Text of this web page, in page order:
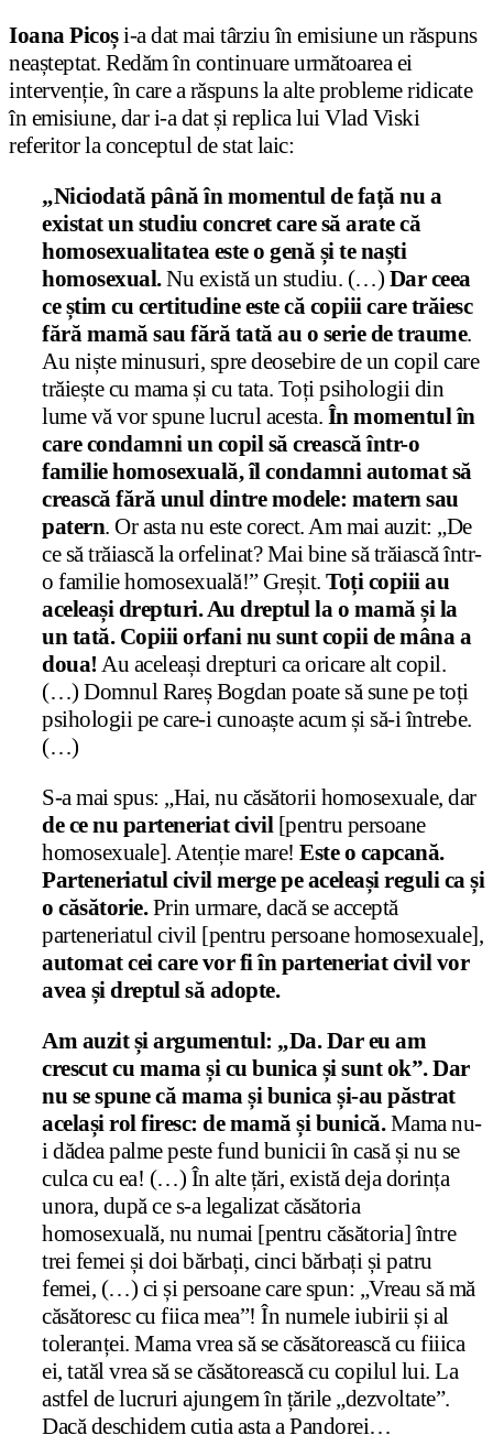
Ioana Picoși-a dat mai târziu în emisiune un răspuns
neașteptat. Redăm în continuare următoarea ei
intervenție, în care a răspuns la alte probleme ridicate
în emisiune, dar i-a dat și replica lui Vlad Viski
referitor la conceptul de stat laic:
„Niciodată până în momentul de față nu a
existat un studiu concret care să arate că
homosexualitatea este o genă și te naști
homosexual.Nu există un studiu. (…) Dar ceea
ce știm cu certitudine este că copiii care trăiesc
fără mamă sau fără tată au o serie de traume.
Au niște minusuri, spre deosebire de un copil care
trăiește cu mama și cu tata. Toți psihologii din
lume vă vor spune lucrul acesta. În momentul în
care condamni un copil să crească într-o
familie homosexuală, îl condamni automat să
crească fără unul dintre modele: matern sau
patern. Or asta nu este corect. Am mai auzit: „De
ce să trăiască la orfelinat? Mai bine să trăiască într-
o familie homosexuală!” Greșit. Toți copiii au
aceleași drepturi. Au dreptul la o mamă și la
un tată. Copiii orfani nu sunt copii de mâna a
doua!Au aceleași drepturi ca oricare alt copil.
(…) Domnul Rareș Bogdan poate să sune pe toți
psihologii pe care-i cunoaște acum și să-i întrebe.
(…)
S-a mai spus: „Hai, nu căsătorii homosexuale, dar
de ce nu parteneriat civil[pentru persoane
homosexuale]. Atenție mare! Este o capcană.
Parteneriatul civil merge pe aceleași reguli ca și
o căsătorie.Prin urmare, dacă se acceptă
parteneriatul civil [pentru persoane homosexuale],
automat cei care vor fi în parteneriat civil vor
avea și dreptul să adopte.
Am auzit și argumentul: „Da. Dar eu am
crescut cu mama și cu bunica și sunt ok”. Dar
nu se spune că mama și bunica și-au păstrat
același rol firesc: de mamă și bunică.Mama nu-
i dădea palme peste fund bunicii în casă și nu se
culca cu ea! (…) În alte țări, există deja dorința
unora, după ce s-a legalizat căsătoria
homosexuală, nu numai [pentru căsătoria] între
trei femei și doi bărbați, cinci bărbați și patru
femei, (…) ci și persoane care spun: „Vreau să mă
căsătoresc cu fiica mea”! În numele iubirii și al
toleranței. Mama vrea să se căsătorească cu fiiica
ei, tatăl vrea să se căsătorească cu copilul lui. La
astfel de lucruri ajungem în țările „dezvoltate”.
Dacă deschidem cutia asta a Pandorei…